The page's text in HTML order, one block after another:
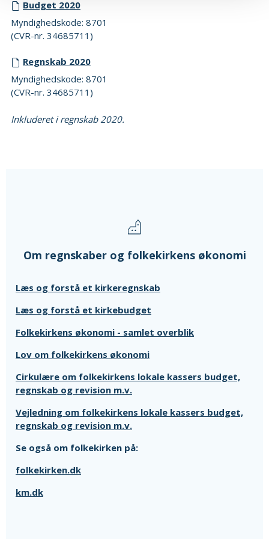
Budget 2020
Myndighedskode: 8701
(CVR-nr. 34685711)
Regnskab 2020
Myndighedskode: 8701
(CVR-nr. 34685711)
Inkluderet i regnskab 2020.
Om regnskaber og folkekirkens økonomi
Læs og forstå et kirkeregnskab
Læs og forstå et kirkebudget
Folkekirkens økonomi - samlet overblik
Lov om folkekirkens økonomi
Cirkulære om folkekirkens lokale kassers budget,
regnskab og revision m.v.
Vejledning om folkekirkens lokale kassers budget,
regnskab og revision m.v.
Se også om folkekirken på:
folkekirken.dk
km.dk